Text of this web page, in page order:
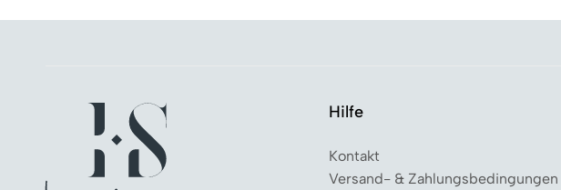
Hilfe
Kontakt
Versand- & Zahlungsbedingungen